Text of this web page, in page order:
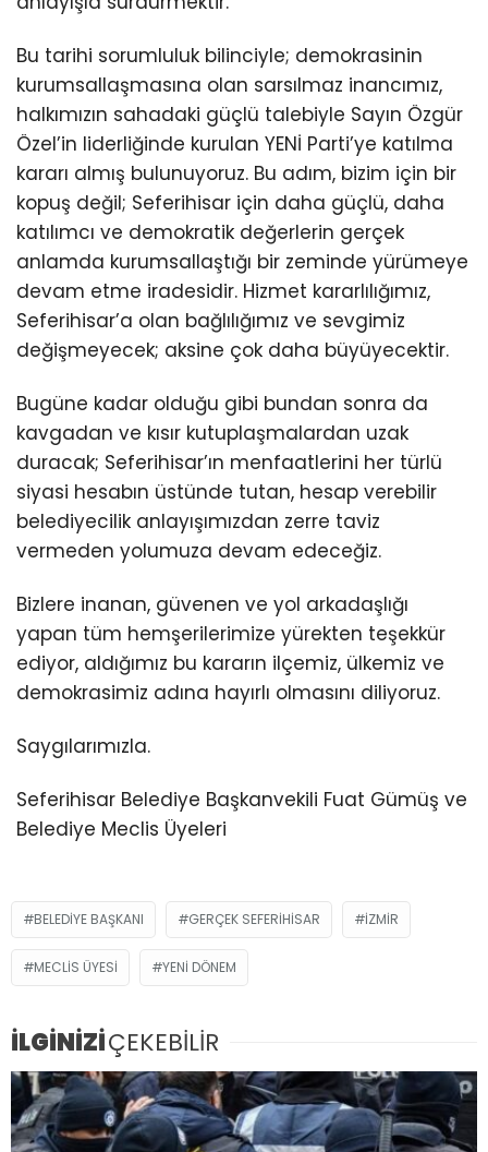
Bu tarihi sorumluluk bilinciyle; demokrasinin
kurumsallaşmasına olan sarsılmaz inancımız,
halkımızın sahadaki güçlü talebiyle Sayın Özgür
Özel’in liderliğinde kurulan YENİ Parti’ye katılma
kararı almış bulunuyoruz. Bu adım, bizim için bir
kopuş değil; Seferihisar için daha güçlü, daha
katılımcı ve demokratik değerlerin gerçek
anlamda kurumsallaştığı bir zeminde yürümeye
devam etme iradesidir. Hizmet kararlılığımız,
Seferihisar’a olan bağlılığımız ve sevgimiz
değişmeyecek; aksine çok daha büyüyecektir.
Bugüne kadar olduğu gibi bundan sonra da
kavgadan ve kısır kutuplaşmalardan uzak
duracak; Seferihisar’ın menfaatlerini her türlü
siyasi hesabın üstünde tutan, hesap verebilir
belediyecilik anlayışımızdan zerre taviz
vermeden yolumuza devam edeceğiz.
Bizlere inanan, güvenen ve yol arkadaşlığı
yapan tüm hemşerilerimize yürekten teşekkür
ediyor, aldığımız bu kararın ilçemiz, ülkemiz ve
demokrasimiz adına hayırlı olmasını diliyoruz.
Saygılarımızla.
Seferihisar Belediye Başkanvekili Fuat Gümüş ve
Belediye Meclis Üyeleri
BELEDIYE BAŞKANI GERÇEK SEFERIHISAR İZMIR
MECLIS ÜYESI YENI DÖNEM
İLGİNİZİÇEKEBİLİR